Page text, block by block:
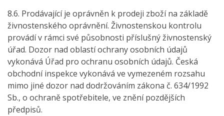
8.6. Prodávající je oprávněn k prodeji zboží na základě
živnostenského oprávnění. Živnostenskou kontrolu
provádí v rámci své působnosti příslušný živnostenský
úřad. Dozor nad oblastí ochrany osobních údajů
vykonává Úřad pro ochranu osobních údajů. Česká
obchodní inspekce vykonává ve vymezeném rozsahu
mimo jiné dozor nad dodržováním zákona č. 634/1992
Sb., o ochraně spotřebitele, ve znění pozdějších
předpisů.